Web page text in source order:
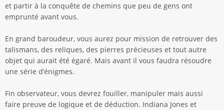
et partir à la conquête de chemins que peu de gens ont
emprunté avant vous.
En grand baroudeur, vous aurez pour mission de retrouver des
talismans, des reliques, des pierres précieuses et tout autre
objet qui aurait été égaré. Mais avant il vous faudra résoudre
une série d’énigmes.
Fin observateur, vous devrez fouiller, manipuler mais aussi
faire preuve de logique et de déduction. Indiana Jones et